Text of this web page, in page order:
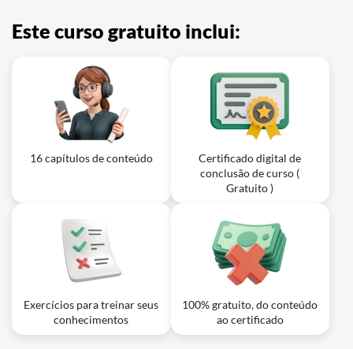
Este curso gratuito inclui:
16 capítulos de conteúdo
Certificado digital de
conclusão de curso (
Gratuito )
Exercícios para treinar seus
conhecimentos
100% gratuito, do conteúdo
ao certificado